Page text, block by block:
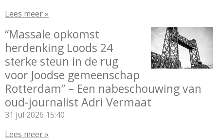
Lees meer »
“Massale opkomst
herdenking Loods 24
sterke steun in de rug
voor Joodse gemeenschap
Rotterdam” – Een nabeschouwing van
oud-journalist Adri Vermaat
31 jul 2026 15:40
Lees meer »